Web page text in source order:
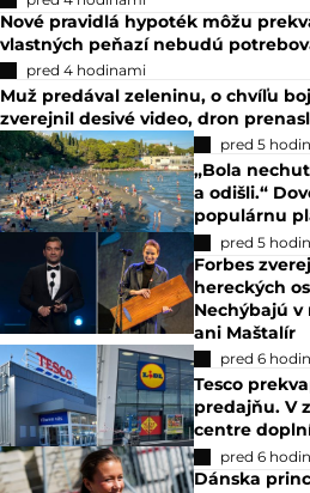
Nové pravidlá hypoték môžu
vlastných peňazí nebudú
pred 4 hodinami
Muž predával zeleninu, o chvíľu
zverejnil desivé video, dron
pred 5
„Bola
a odišli.“
populárnu
pred 5
Forbes
hereckých
Nechýbajú
ani Maštalír
pred 6
Tesco
predajňu. V
centre
pred 6
Dánska